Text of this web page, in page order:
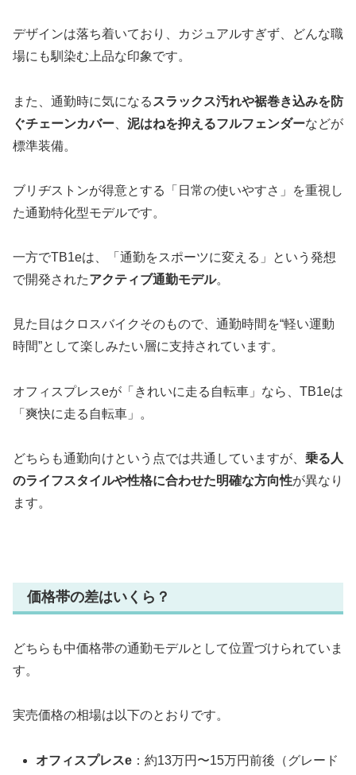
デザインは落ち着いており、カジュアルすぎず、どんな職
場にも馴染む上品な印象です。
また、通勤時に気になる スラックス汚れや裾巻き込みを防
ぐチェーンカバー
泥はねを抑えるフルフェンダーなどが
標準装備。
ブリヂストンが得意とする「日常の使いやすさ」を重視し
た通勤特化型モデルです。
一方でTB1eは、「通勤をスポーツに変える」という発想
で開発されたアクティブ通勤モデル。
見た目はクロスバイクそのもので、通勤時間を“軽い運動
時間”として楽しみたい層に支持されています。
オフィスプレスeが「きれいに走る自転車」なら、TB1eは
「爽快に走る自転車」。
どちらも通勤向けという点では共通していますが、 乗る人
のライフスタイルや性格に合わせた明確な方向性が異なり
ます。
価格帯の差はいくら？
どちらも中価格帯の通勤モデルとして位置づけられていま
す。
実売価格の相場は以下のとおりです。
オフィスプレスe ：約13万円〜15万円前後（グレード